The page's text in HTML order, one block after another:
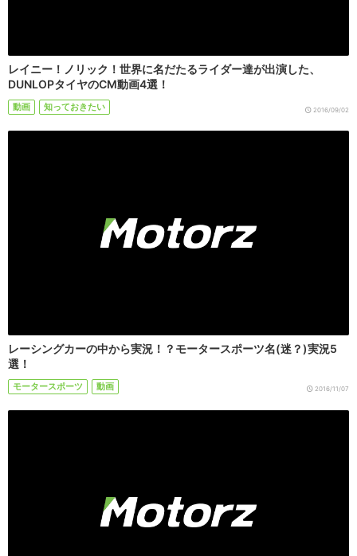
レイニー！ノリック！世界に名だたるライダー達が出演した、
DUNLOPタイヤのCM動画4選！
動画 知っておきたい 2016/09/02
レーシングカーの中から実況！？モータースポーツ名(迷？)実況5
選！
モータースポーツ 動画 2016/11/07